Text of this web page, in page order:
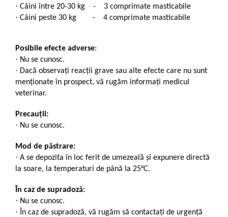
· Câini între 20-30 kg - 3 comprimate masticabile
· Câini peste 30 kg - 4 comprimate masticabile
Posibile efecte adverse:
· Nu se cunosc.
· Dacă observaţi reacţii grave sau alte efecte care nu sunt
menţionate în prospect, vă rugăm informaţi medicul
veterinar.
Precauții:
· Nu se cunosc.
Mod de păstrare:
· A se depozita în loc ferit de umezeală și expunere directă
la soare, la temperaturi de până la 25°C.
În caz de supradoză:
· Nu se cunosc.
· În caz de supradoză, vă rugăm să contactați de urgență